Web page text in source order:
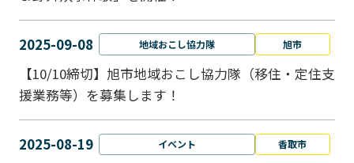
2025-09-08 地域おこし協力隊 旭市
【10/10締切】旭市地域おこし協力隊（移住・定住支
援業務等）を募集します！
2025-08-19 イベント 香取市